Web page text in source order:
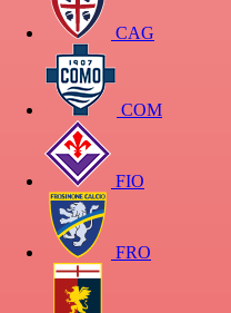
CAG
COM
FIO
FRO